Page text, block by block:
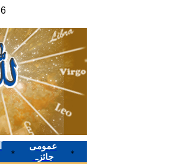
*
عمومی
جائزہ
*